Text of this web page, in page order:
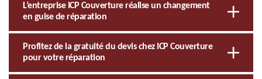
L’entreprise ICP Couverture réalise un changement
en guise de réparation
Profitez de la gratuité du devis chez ICP Couverture
pour votre réparation